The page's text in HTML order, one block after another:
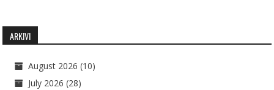
ARKIVI
August 2026 (10)
July 2026 (28)